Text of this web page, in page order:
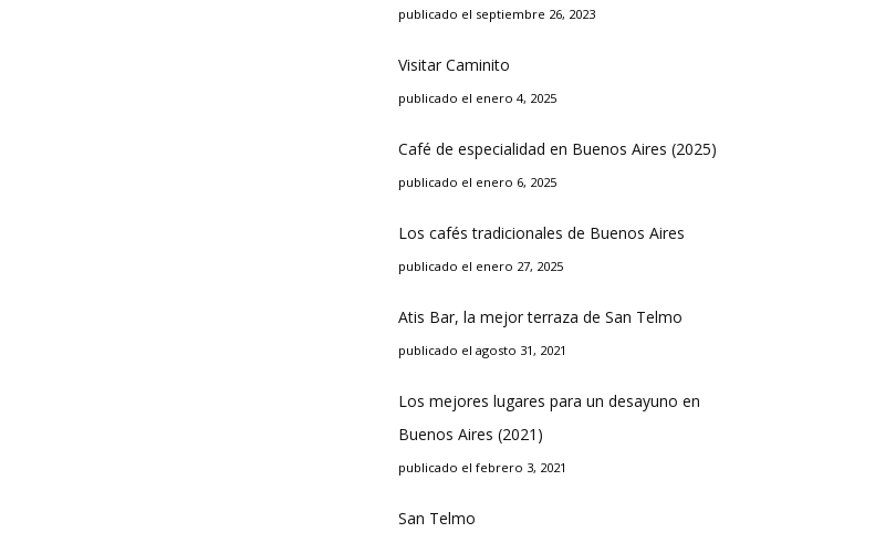
publicado el septiembre 26, 2023
Visitar Caminito
publicado el enero 4, 2025
Café de especialidad en Buenos Aires (2025)
publicado el enero 6, 2025
Los cafés tradicionales de Buenos Aires
publicado el enero 27, 2025
Atis Bar, la mejor terraza de San Telmo
publicado el agosto 31, 2021
Los mejores lugares para un desayuno en
Buenos Aires (2021)
publicado el febrero 3, 2021
San Telmo